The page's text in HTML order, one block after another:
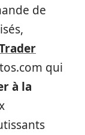
de
qui
à la